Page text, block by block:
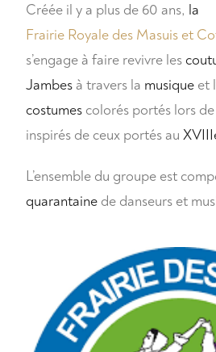
Créée il y a plus de 60 ans, la
Frairie Royale des Masuis et
s’engage à faire revivre les
Jambes à travers la musique et
costumes colorés portés lors
inspirés de ceux portés au
L’ensemble du groupe est
quarantaine de danseurs et